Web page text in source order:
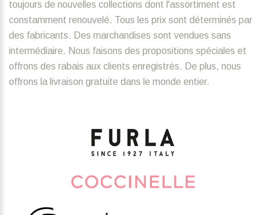
toujours de nouvelles collections dont l'assortiment est
constamment renouvelé. Tous les prix sont déterminés par
des fabricants. Des marchandises sont vendues sans
intermédiaire. Nous faisons des propositions spéciales et
offrons des rabais aux clients enregistrés. De plus, nous
offrons la livraison gratuite dans le monde entier.